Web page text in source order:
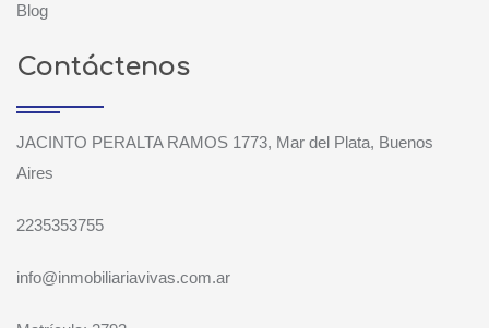
Blog
Contáctenos
JACINTO PERALTA RAMOS 1773, Mar del Plata, Buenos
Aires
2235353755
info@inmobiliariavivas.com.ar